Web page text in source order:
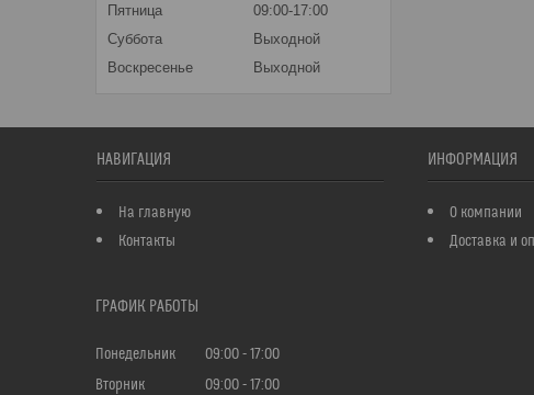
Пятница
09:00-17:00
Суббота
Выходной
Воскресенье
Выходной
НАВИГАЦИЯ
На главную
Контакты
ИНФОРМАЦИЯ
О компании
Доставка и
ГРАФИК РАБОТЫ
Понедельник 09:00
17:00
Вторник
09:00
17:00